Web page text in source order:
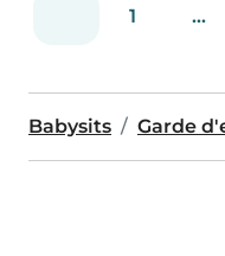
1 ...
Babysits Garde